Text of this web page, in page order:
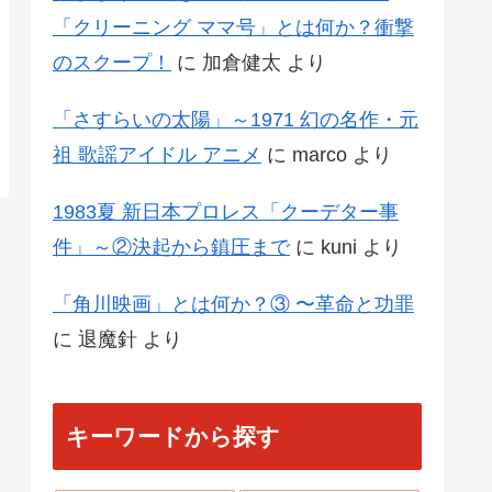
「クリーニング ママ号」とは何か？衝撃
のスクープ！
に 加倉健太 より
「さすらいの太陽」～1971 幻の名作・元
祖 歌謡アイドル アニメ に marco より
1983夏 新日本プロレス「クーデター事
件」～②決起から鎮圧までに kuni より
「角川映画」とは何か？③ 〜革命と功罪
に 退魔針 より
キーワードから探す